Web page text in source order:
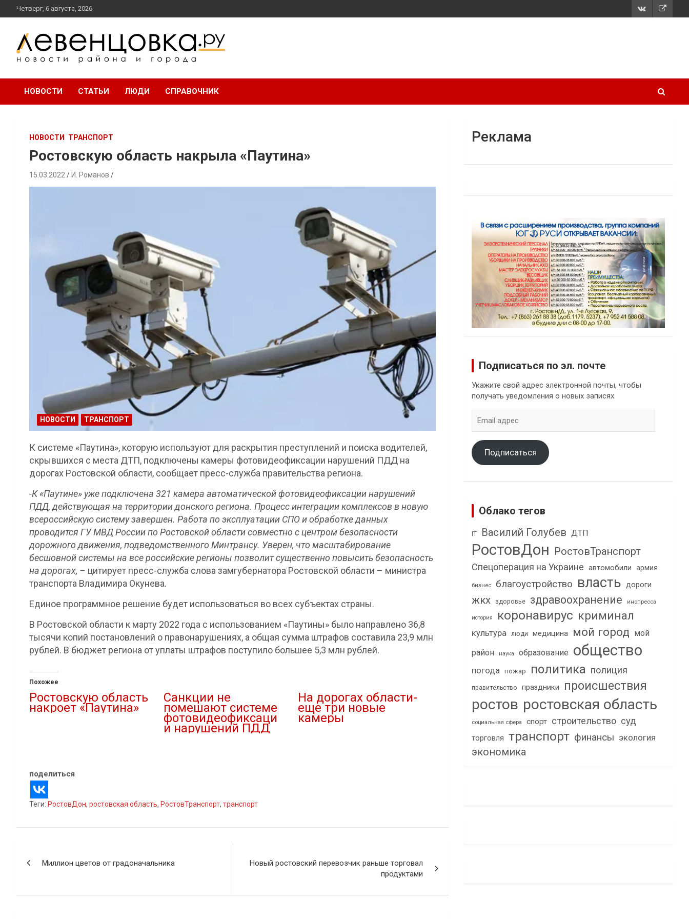
перейти
к
Четверг, 6 августа, 2026
Левенцовка Ру
НОВОСТИ СТАТЬИ ЛЮДИ СПРАВОЧНИК
НОВОСТИ ТРАНСПОРТ
Ростовскую область накрыла «Паутина»
15.03.2022 И. Романов
НОВОСТИ ТРАНСПОРТ
К системе «Паутина», которую используют для раскрытия преступлений и поиска водителей,
скрывшихся с места ДТП, подключены камеры фотовидеофиксации нарушений ПДД на
дорогах Ростовской области, сообщает пресс-служба правительства региона.
-К «Паутине» уже подключена 321 камера автоматической фотовидеофиксации нарушений
ПДД, действующая на территории донского региона. Процесс интеграции комплексов в новую
всероссийскую систему завершен. Работа по эксплуатации СПО и обработке данных
проводится ГУ МВД России по Ростовской области совместно с центром безопасности
дорожного движения, подведомственного Минтрансу. Уверен, что масштабирование
бесшовной системы на все российские регионы позволит существенно повысить безопасность
на дорогах, – цитирует пресс-служба слова замгубернатора Ростовской области – министра
транспорта Владимира Окунева.
Единое программное решение будет использоваться во всех субъектах страны.
В Ростовской области к марту 2022 года с использованием «Паутины» было направлено 36,8
тысячи копий постановлений о правонарушениях, а общая сумма штрафов составила 23,9 млн
рублей. В бюджет региона от уплаты штрафов поступило большее 5,3 млн рублей.
Похожее
Ростовскую область
накроет «Паутина»
Санкции не
помешают системе
фотовидеофиксаци
и нарушений ПДД
На дорогах области-
еще три новые
камеры
поделиться
Теги: РостовДон, ростовская область, РостовТранспорт, транспорт
записям
Миллион цветов от градоначальника
Новый ростовский перевозчик раньше торговал
продуктами
Реклама
Подписаться по эл. почте
Укажите свой адрес электронной почты, чтобы
получать уведомления о новых записях
адрес
Подписаться
Облако тегов
IT Василий Голубев ДТП
РостовДон РостовТранспорт
Спецоперация на Украине автомобили армия
бизнес благоустройство власть дороги
жкх здоровье здравоохранение инопресса
история коронавирус криминал
культура люди медицина мой город мой
район
наука образование общество
погода пожар политика полиция
правительство праздники происшествия
ростов ростовская область
социальная сфера спорт строительство суд
торговля транспорт финансы экология
экономика